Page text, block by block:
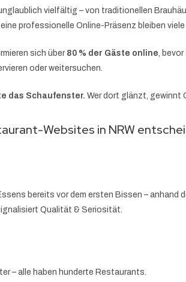
vielfältig – von traditionellen
professionelle Online-Präsenz bleiben
sich über 80 % der Gäste online,
oder weitersuchen.
das Schaufenster. Wer dort glänzt, gewinnt
Websites in NRW
bereits vor dem ersten Bissen – anhand
Qualität & Seriosität.
– alle haben hunderte Restaurants.